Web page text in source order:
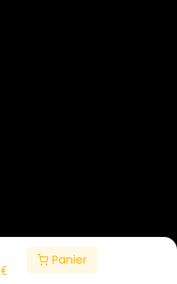
€
Panier